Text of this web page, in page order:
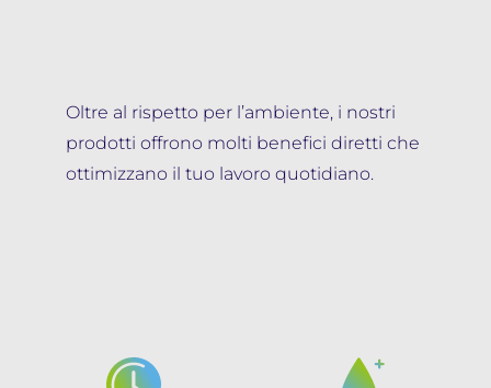
Oltre al rispetto per l’ambiente, i nostri
prodotti offrono molti benefici diretti che
ottimizzano il tuo lavoro quotidiano.